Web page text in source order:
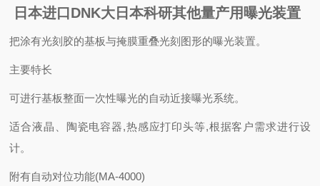
日本进口DNK大日本科研其他量产用曝光装置
把涂有光刻胶的基板与掩膜重叠光刻图形的曝光装置。
主要特长
可进行基板整面一次性曝光的自动近接曝光系统。
适合液晶、陶瓷电容器,热感应打印头等,根据客户需求进行设
计。
附有自动对位功能(MA-4000)